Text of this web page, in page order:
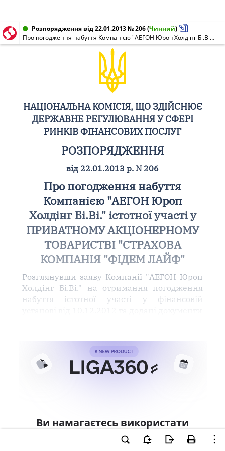
Розпорядження від 22.01.2013 № 206(Чинний)
Про погодження набуття Компанією "АЕГОН Юроп Холдінг Бі.Ві." істотної участі у ПРИВАТНОМУ АКЦІОНЕРНОМУ ТОВАРИСТВІ "СТРАХОВА КОМПАНІЯ "ФІДЕМ ЛАЙФ"
НАЦІОНАЛЬНА КОМІСІЯ, ЩО ЗДІЙСНЮЄ
ДЕРЖАВНЕ РЕГУЛЮВАННЯ У СФЕРІ
РИНКІВ ФІНАНСОВИХ ПОСЛУГ
РОЗПОРЯДЖЕННЯ
від 22.01.2013 р. N 206
Про погодження набуття
Компанією "АЕГОН Юроп
Холдінг Бі.Ві." істотної участі у
ПРИВАТНОМУ АКЦІОНЕРНОМУ
ТОВАРИСТВІ "СТРАХОВА
КОМПАНІЯ "ФІДЕМ ЛАЙФ"
Розглянувши заяву Компанії "АЕГОН Юроп
Холдінг Бі.Ві." на отримання погодження
набуття істотної участі у фінансовій
Ви намагаєтесь використати
інструменти для професійної
роботи з документом.